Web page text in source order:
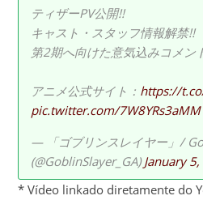
ティザーPV公開!!
キャスト・スタッフ情報解禁!!
第2期へ向けた意気込みコメン
アニメ公式サイト： https://
pic.twitter.com/7W8YRs3aMM
— 「ゴブリンスレイヤー」/
(@GoblinSlayer_GA)January
* Vídeo linkado diretamente do